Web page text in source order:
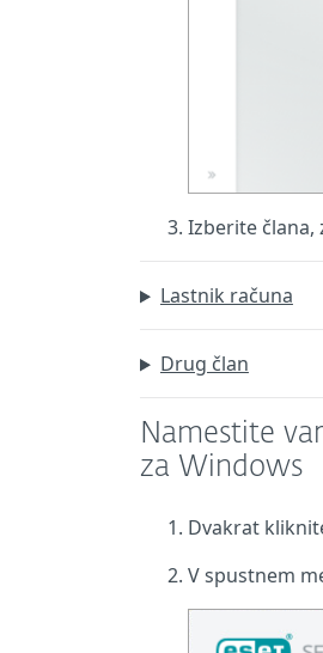
Izberite člana,
Lastnik računa
Drug član
Namestite
za Windows
Dvakrat
V spustnem